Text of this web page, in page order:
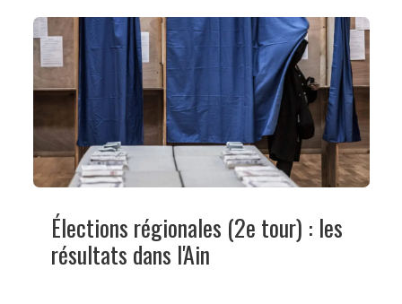
Élections régionales (2e tour) : les
résultats dans l'Ain